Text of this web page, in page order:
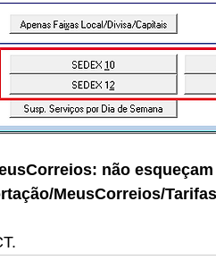
não
MeusCorreios/